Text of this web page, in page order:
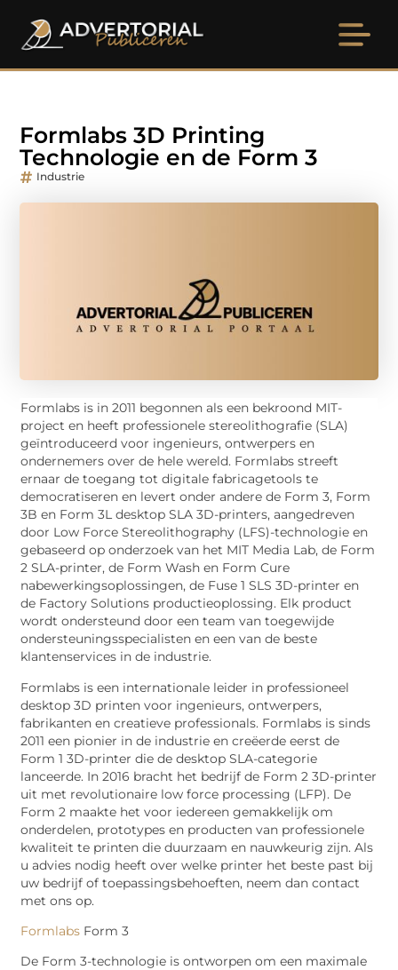
Formlabs 3D Printing
Technologie en de Form 3
Industrie
Formlabs is in 2011 begonnen als een bekroond MIT-
project en heeft professionele stereolithografie (SLA)
geïntroduceerd voor ingenieurs, ontwerpers en
ondernemers over de hele wereld. Formlabs streeft
ernaar de toegang tot digitale fabricagetools te
democratiseren en levert onder andere de Form 3, Form
3B en Form 3L desktop SLA 3D-printers, aangedreven
door Low Force Stereolithography (LFS)-technologie en
gebaseerd op onderzoek van het MIT Media Lab, de Form
2 SLA-printer, de Form Wash en Form Cure
nabewerkingsoplossingen, de Fuse 1 SLS 3D-printer en
de Factory Solutions productieoplossing. Elk product
wordt ondersteund door een team van toegewijde
ondersteuningsspecialisten en een van de beste
klantenservices in de industrie.
Formlabs is een internationale leider in professioneel
desktop 3D printen voor ingenieurs, ontwerpers,
fabrikanten en creatieve professionals. Formlabs is sinds
2011 een pionier in de industrie en creëerde eerst de
Form 1 3D-printer die de desktop SLA-categorie
lanceerde. In 2016 bracht het bedrijf de Form 2 3D-printer
uit met revolutionaire low force processing (LFP). De
Form 2 maakte het voor iedereen gemakkelijk om
onderdelen, prototypes en producten van professionele
kwaliteit te printen die duurzaam en nauwkeurig zijn. Als
u advies nodig heeft over welke printer het beste past bij
uw bedrijf of toepassingsbehoeften, neem dan contact
met ons op.
Formlabs Form 3
De Form 3-technologie is ontworpen om een maximale